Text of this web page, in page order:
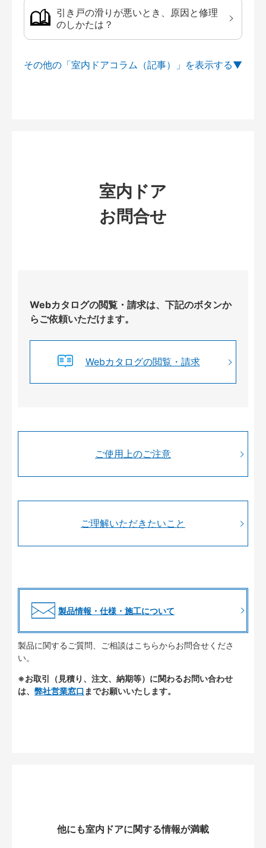
引き戸の滑りが悪いとき、原因と修理
のしかたは？
その他の「室内ドアコラム（記事）」を
室内ドア
お問合せ
Webカタログの閲覧・請求は、下記のボタンか
らご依頼いただけます。
Webカタログの閲覧・請求
ご使用上のご注意
ご理解いただきたいこと
製品情報・仕様・施工について
製品に関するご質問、ご相談はこちらからお問合せくださ
い。
※お取引（見積り、注文、納期等）に関わるお問い合わせ
は、 弊社営業窓口 までお願いいたします。
他にも室内ドアに関する情報が満載